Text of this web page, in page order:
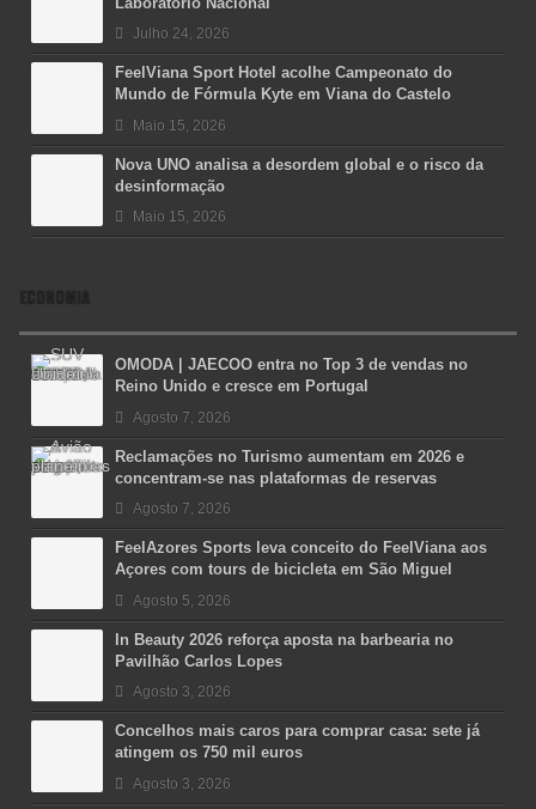
Julho 24, 2026
FeelViana Sport Hotel acolhe Campeonato do
Mundo de Fórmula Kyte em Viana do Castelo
Maio 15, 2026
Nova UNO analisa a desordem global e o risco da
desinformação
Maio 15, 2026
ECONOMIA
OMODA | JAECOO entra no Top 3 de vendas no
Reino Unido e cresce em Portugal
Agosto 7, 2026
Reclamações no Turismo aumentam em 2026 e
concentram-se nas plataformas de reservas
Agosto 7, 2026
FeelAzores Sports leva conceito do FeelViana aos
Açores com tours de bicicleta em São Miguel
Agosto 5, 2026
In Beauty 2026 reforça aposta na barbearia no
Pavilhão Carlos Lopes
Agosto 3, 2026
Concelhos mais caros para comprar casa: sete já
atingem os 750 mil euros
Agosto 3, 2026